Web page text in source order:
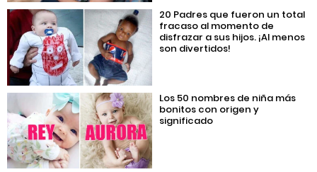
20 Padres que fueron un total
fracaso al momento de
disfrazar a sus hijos. ¡Al menos
son divertidos!
Los 50 nombres de niña más
bonitos con origen y
significado